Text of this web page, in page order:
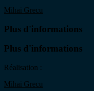
Mihai Grecu
Plus d'informations
Plus d'informations
Réalisation :
Mihai Grecu